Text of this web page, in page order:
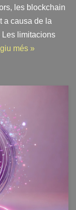
les blockchain
a causa de la
Les limitacions
més »